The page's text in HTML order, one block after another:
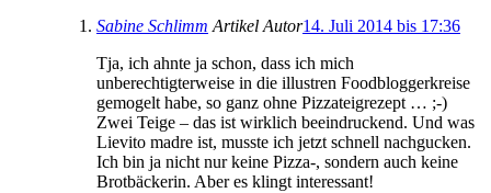
Sabine Schlimm Artikel Autor14. Juli 2014 bis 17:36
Tja, ich ahnte ja schon, dass ich mich
unberechtigterweise in die illustren Foodbloggerkreise
gemogelt habe, so ganz ohne Pizzateigrezept … ;-)
Zwei Teige – das ist wirklich beeindruckend. Und was
Lievito madre ist, musste ich jetzt schnell nachgucken.
Ich bin ja nicht nur keine Pizza-, sondern auch keine
Brotbäckerin. Aber es klingt interessant!